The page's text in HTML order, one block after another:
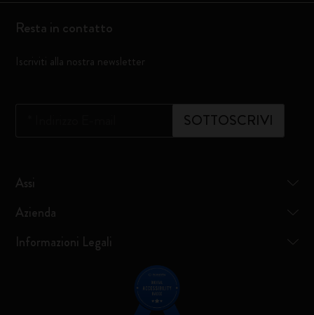
Resta in contatto
Iscriviti alla nostra newsletter
SOTTOSCRIVI
Assi
Azienda
Informazioni Legali